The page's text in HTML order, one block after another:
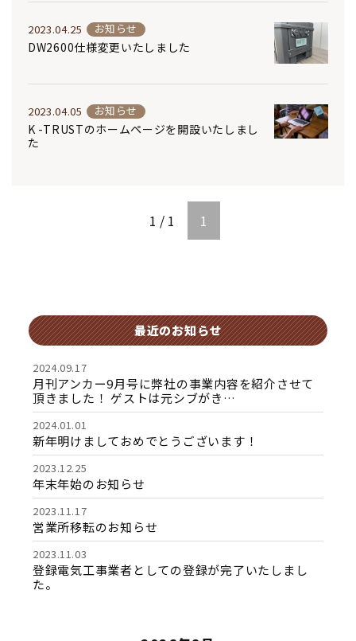
2023.04.25 お知らせ
DW2600仕様変更いたしました
2023.04.05 お知らせ
K -TRUSTのホームページを開設いたしまし
た
1 / 1 1
最近のお知らせ
2024.09.17
月刊アンカー9月号に弊社の事業内容を紹介させて
頂きました！ ゲストは元シブがき…
2024.01.01
新年明けましておめでとうございます！
2023.12.25
年末年始のお知らせ
2023.11.17
営業所移転のお知らせ
2023.11.03
登録電気工事業者としての登録が完了いたしまし
た。